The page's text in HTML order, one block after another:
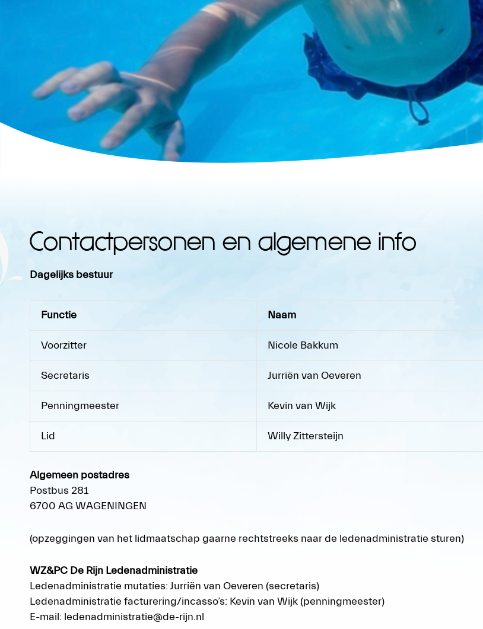
Contactpersonen en algemene info
Dagelijks bestuur
Functie Naam
Voorzitter Nicole Bakkum
Secretaris Jurriën van Oeveren
Penningmeester Kevin van Wijk
Lid Willy Zittersteijn
Algemeen postadres
Postbus 281
6700 AG WAGENINGEN
(opzeggingen van het lidmaatschap gaarne rechtstreeks naar de ledenadministratie sturen)
WZ&PC De Rijn Ledenadministratie
Ledenadministratie mutaties: Jurriën van Oeveren (secretaris)
Ledenadministratie facturering/incasso’s: Kevin van Wijk (penningmeester)
E-mail: ledenadministratie@de-rijn.nl